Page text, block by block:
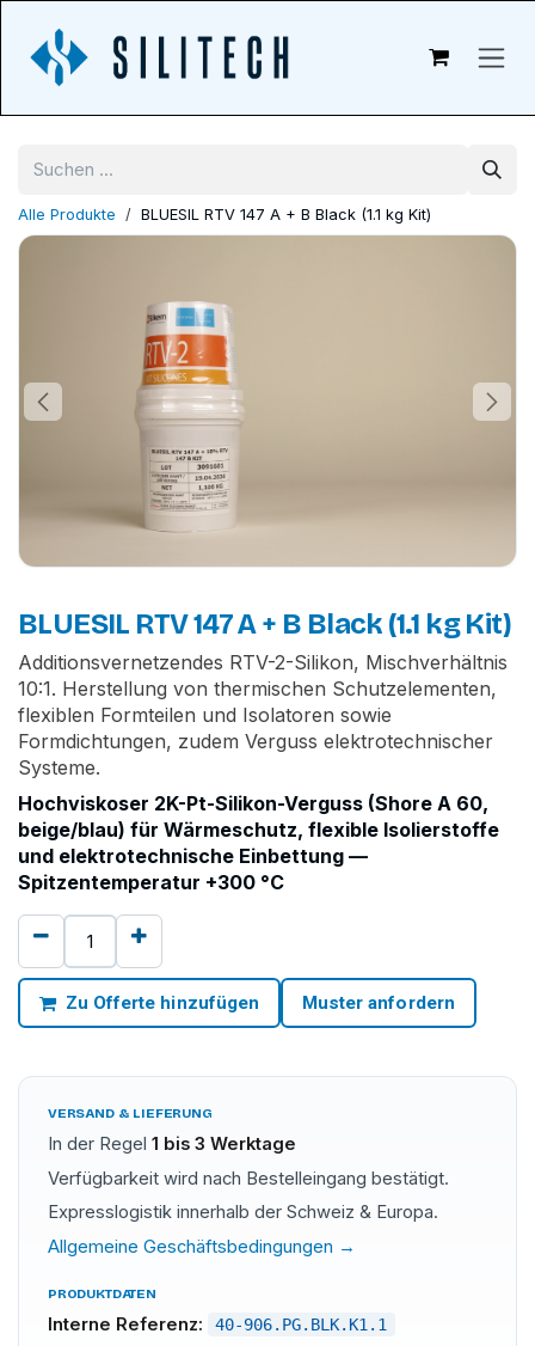
Alle Produkte BLUESIL RTV 147 A + B Black (1.1 kg Kit)
BLUESIL RTV 147 A + B Black (1.1 kg Kit)
Additionsvernetzendes RTV-2-Silikon, Mischverhältnis
10:1. Herstellung von thermischen Schutzelementen,
flexiblen Formteilen und Isolatoren sowie
Formdichtungen, zudem Verguss elektrotechnischer
Systeme.
Hochviskoser 2K-Pt-Silikon-Verguss (Shore A 60,
beige/blau) für Wärmeschutz, flexible Isolierstoffe
und elektrotechnische Einbettung —
Spitzentemperatur +300 °C
Zu Offerte hinzufügen Muster anfordern
VERSAND & LIEFERUNG
In der Regel 1 bis 3 Werktage
Verfügbarkeit wird nach Bestelleingang bestätigt.
Expresslogistik innerhalb der Schweiz & Europa.
Allgemeine Geschäftsbedingungen →
PRODUKTDATEN
Interne Referenz: 40-906.PG.BLK.K1.1